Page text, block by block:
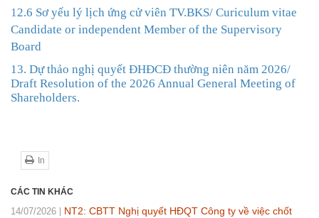
12.6 Sơ yếu lý lịch ứng cử viên TV.BKS/ Curiculum vitae
Candidate or independent Member of the Supervisory
Board
13. Dự thảo nghị quyết ĐHĐCĐ thường niên năm 2026/
Draft Resolution of the 2026 Annual General Meeting of
Shareholders.
In
CÁC TIN KHÁC
14/07/2026
NT2: CBTT Nghị quyết HĐQT Công ty về việc chốt